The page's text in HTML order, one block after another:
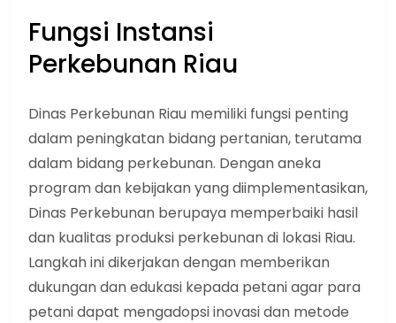
Fungsi Instansi
Perkebunan Riau
Dinas Perkebunan Riau memiliki fungsi penting
dalam peningkatan bidang pertanian, terutama
dalam bidang perkebunan. Dengan aneka
program dan kebijakan yang diimplementasikan,
Dinas Perkebunan berupaya memperbaiki hasil
dan kualitas produksi perkebunan di lokasi Riau.
Langkah ini dikerjakan dengan memberikan
dukungan dan edukasi kepada petani agar para
petani dapat mengadopsi inovasi dan metode